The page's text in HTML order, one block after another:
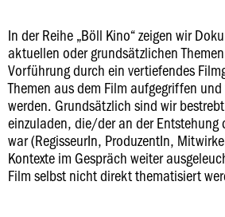
In der Reihe „Böll Kino“ zeigen wir
aktuellen oder grundsätzlichen
Vorführung durch ein vertiefendes
Themen aus dem Film aufgegriffen
werden. Grundsätzlich sind wir
einzuladen, die/der an der Entstehung
war (RegisseurIn, ProduzentIn,
Kontexte im Gespräch weiter
Film selbst nicht direkt thematisiert